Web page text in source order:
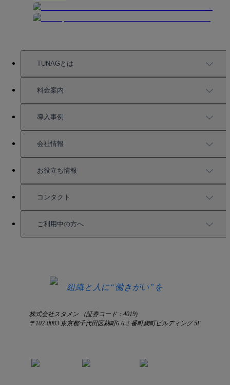
TUNAGとは
TUNAGの特徴
機能一覧
充実したサポート
料金案内
料金案内
導入事例
導入事例
活用方法
会社情報
会社情報
お役立ち情報
お役立ち資料一覧
セミナー情報
コンタクト
サービス資料請求
ご利用中の方へ
組織と人に“働きがい”を
株式会社スタメン （証券コード：4019)
〒102-0083 東京都千代田区麹町6-6-2 番町麹町ビルディング 5F